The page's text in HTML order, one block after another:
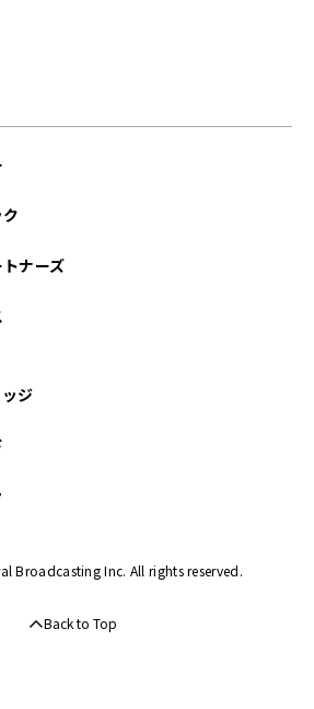
ナーズ
ジ
Broadcasting Inc. All rights reserved.
Back to Top